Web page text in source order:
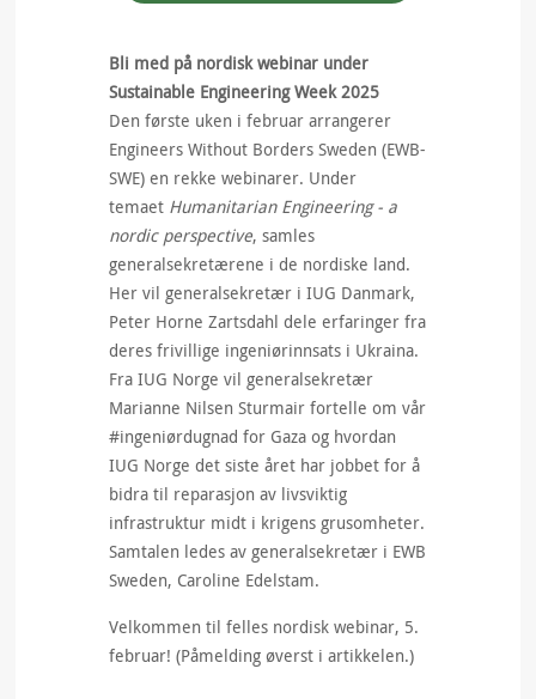
Bli med på nordisk webinar under
Sustainable Engineering Week 2025
Den første uken i februar arrangerer
Engineers Without Borders Sweden (EWB-
SWE) en rekke webinarer. Under
temaet Humanitarian Engineering - a
nordic perspective, samles
generalsekretærene i de nordiske land.
Her vil generalsekretær i IUG Danmark,
Peter Horne Zartsdahl dele erfaringer fra
deres frivillige ingeniørinnsats i Ukraina.
Fra IUG Norge vil generalsekretær
Marianne Nilsen Sturmair fortelle om vår
#ingeniørdugnad for Gaza og hvordan
IUG Norge det siste året har jobbet for å
bidra til reparasjon av livsviktig
infrastruktur midt i krigens grusomheter.
Samtalen ledes av generalsekretær i EWB
Sweden, Caroline Edelstam.
Velkommen til felles nordisk webinar, 5.
februar! (Påmelding øverst i artikkelen.)